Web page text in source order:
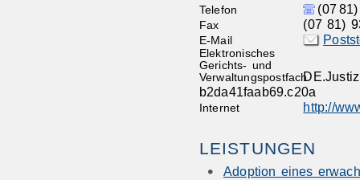
Telefon (07
Fax (07 81)
E-Mail
Elektronisches
Gerichts- und
Verwaltungspostfach
b2da41faab69.c20a
Internet http://
LEISTUNGEN
Adoption eines